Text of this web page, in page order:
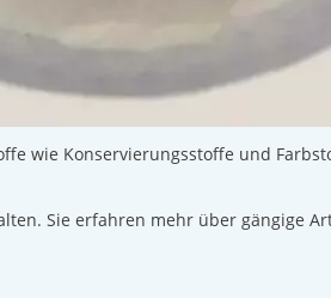
wie Konservierungsstoffe und
Sie erfahren mehr über gängige